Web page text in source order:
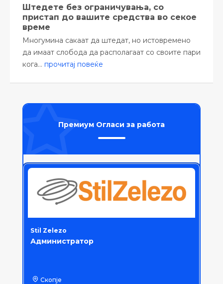
Штедете без ограничувања, со
пристап до вашите средства во секое
време
Многумина сакаат да штедат, но истовремено
да имаат слобода да располагаат со своите пари
кога... прочитај повеќе
Премиум Огласи за работа
Stil Zelezo
Администратор
Скопје